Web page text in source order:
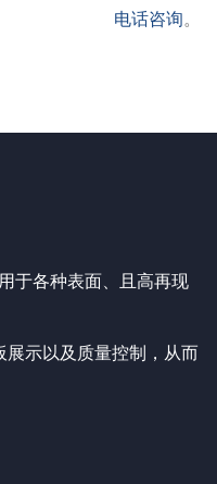
电话咨询。
于各种表面、且高再现
展示以及质量控制，从而